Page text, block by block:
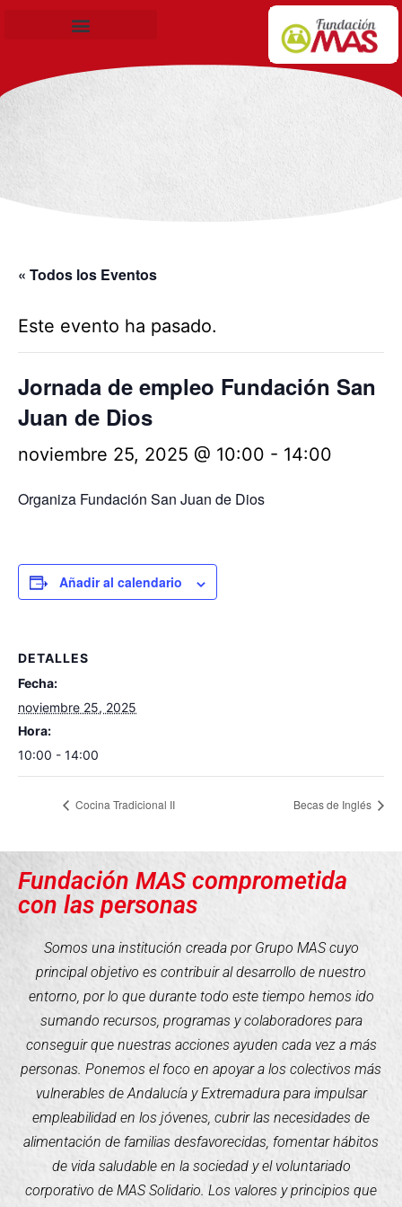
« Todos los Eventos
Este evento ha pasado.
Jornada de empleo Fundación San
Juan de Dios
noviembre 25, 2025 @ 10:00 - 14:00
Organiza Fundación San Juan de Dios
Añadir al calendario
DETALLES
Fecha:
noviembre 25, 2025
Hora:
10:00 - 14:00
Cocina Tradicional II Becas de Inglés
Fundación MAS comprometida
con las personas
Somos una institución creada por Grupo MAS cuyo
principal objetivo es contribuir al desarrollo de nuestro
entorno, por lo que durante todo este tiempo hemos ido
sumando recursos, programas y colaboradores para
conseguir que nuestras acciones ayuden cada vez a más
personas. Ponemos el foco en apoyar a los colectivos más
vulnerables de Andalucía y Extremadura para impulsar
empleabilidad en los jóvenes, cubrir las necesidades de
alimentación de familias desfavorecidas, fomentar hábitos
de vida saludable en la sociedad y el voluntariado
corporativo de MAS Solidario. Los valores y principios que